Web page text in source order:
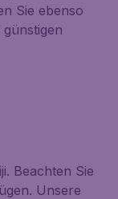
Sie ebenso
Beachten Sie
Unsere